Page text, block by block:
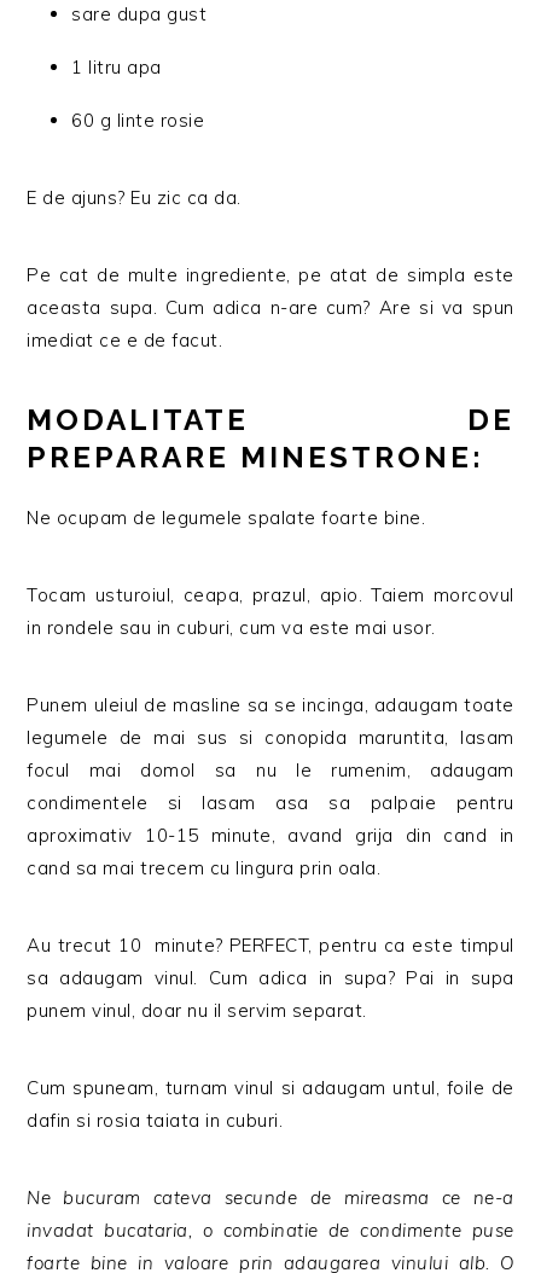
sare dupa gust
1 litru apa
60 g linte rosie
E de ajuns? Eu zic ca da.
Pe cat de multe ingrediente, pe atat de simpla este
aceasta supa. Cum adica n-are cum? Are si va spun
imediat ce e de facut.
MODALITATE DE
PREPARARE MINESTRONE:
Ne ocupam de legumele spalate foarte bine.
Tocam usturoiul, ceapa, prazul, apio. Taiem morcovul
in rondele sau in cuburi, cum va este mai usor.
Punem uleiul de masline sa se incinga, adaugam toate
legumele de mai sus si conopida maruntita, lasam
focul mai domol sa nu le rumenim, adaugam
condimentele si lasam asa sa palpaie pentru
aproximativ 10-15 minute, avand grija din cand in
cand sa mai trecem cu lingura prin oala.
Au trecut 10 minute? PERFECT, pentru ca este timpul
sa adaugam vinul. Cum adica in supa? Pai in supa
punem vinul, doar nu il servim separat.
Cum spuneam, turnam vinul si adaugam untul, foile de
dafin si rosia taiata in cuburi.
Ne bucuram cateva secunde de mireasma ce ne-a
invadat bucataria, o combinatie de condimente puse
foarte bine in valoare prin adaugarea vinului alb. O